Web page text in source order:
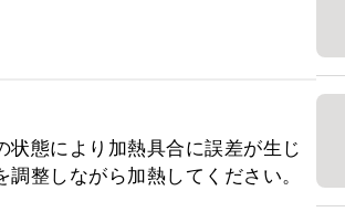
態により加熱具合に誤差が生じ
整しながら加熱してください。